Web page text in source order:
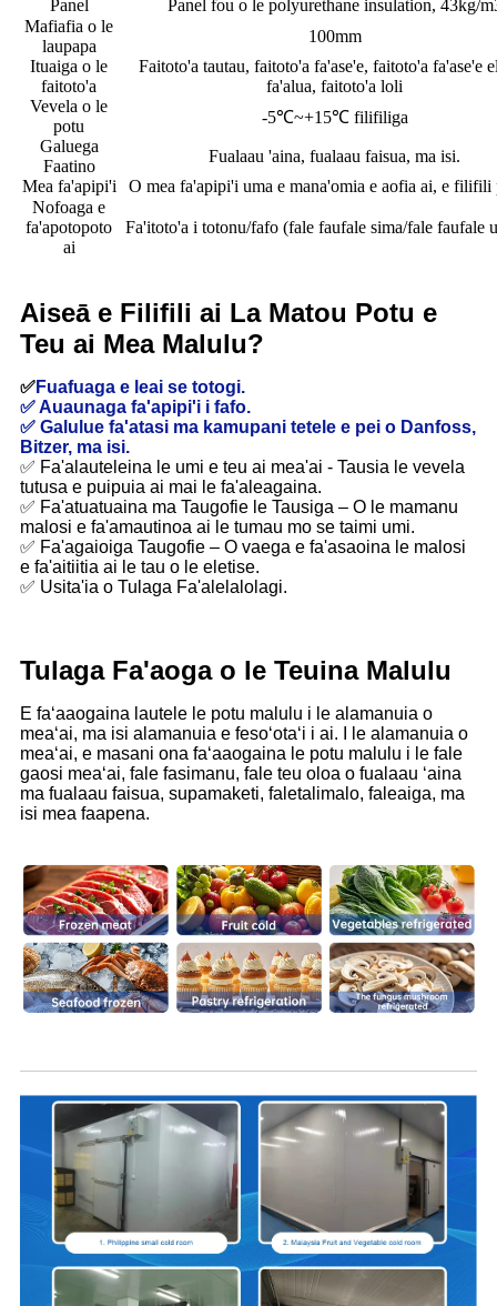
Panel
Panel fou o le polyurethane insulation, 43kg/
Mafiafia o le
laupapa
100mm
Ituaiga o le
faitoto'a
Faitoto'a tautau, faitoto'a fa'ase'e, faitoto'a fa'ase'e
fa'alua, faitoto'a loli
Vevela o le
potu
-5℃~+15℃ filifiliga
Galuega
Faatino
Fualaau 'aina, fualaau faisua, ma isi.
Mea fa'apipi'i
O mea fa'apipi'i uma e mana'omia e aofia ai, e filifili
Nofoaga e
fa'apotopoto
ai
Fa'itoto'a i totonu/fafo (fale faufale sima/fale faufale
Aiseā e Filifili ai La Matou Potu e
Teu ai Mea Malulu?
✅Fuafuaga e leai se totogi.
✅ Auaunaga fa'apipi'i i fafo.
✅ Galulue fa'atasi ma kamupani tetele e pei o Danfoss,
Bitzer, ma isi.
✅ Fa'alauteleina le umi e teu ai mea'ai - Tausia le vevela
tutusa e puipuia ai mai le fa'aleagaina.
✅ Fa'atuatuaina ma Taugofie le Tausiga – O le mamanu
malosi e fa'amautinoa ai le tumau mo se taimi umi.
✅ Fa'agaioiga Taugofie – O vaega e fa'asaoina le malosi
e fa'aitiitia ai le tau o le eletise.
✅ Usita'ia o Tulaga Fa'alelalolagi.
Tulaga Fa'aoga o le Teuina Malulu
E faʻaaogaina lautele le potu malulu i le alamanuia o
meaʻai, ma isi alamanuia e fesoʻotaʻi i ai. I le alamanuia o
meaʻai, e masani ona faʻaaogaina le potu malulu i le fale
gaosi meaʻai, fale fasimanu, fale teu oloa o fualaau ʻaina
ma fualaau faisua, supamaketi, faletalimalo, faleaiga, ma
isi mea faapena.